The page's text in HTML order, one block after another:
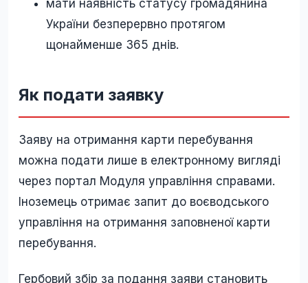
мати наявність статусу громадянина
України безперервно протягом
щонайменше 365 днів.
Як подати заявку
Заяву на отримання карти перебування
можна подати лише в електронному вигляді
через портал Модуля управління справами.
Іноземець отримає запит до воєводського
управління на отримання заповненої карти
перебування.
Гербовий збір за подання заяви становить